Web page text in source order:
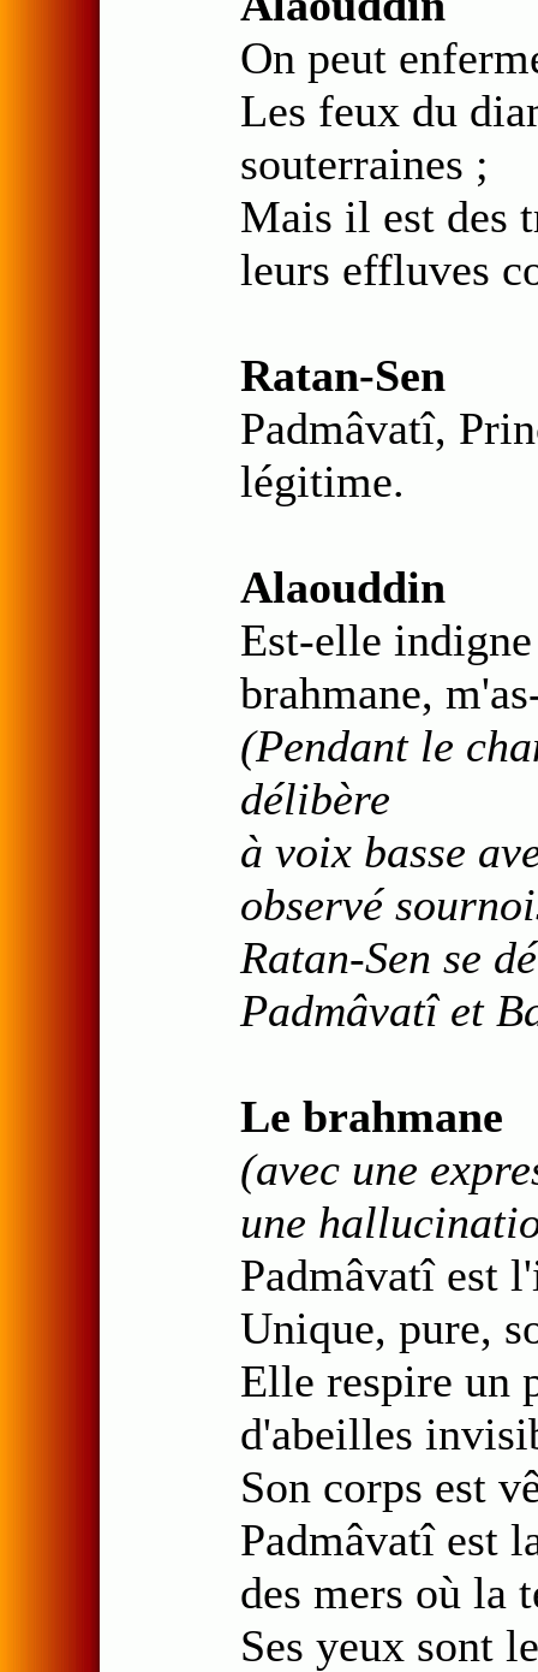
On peut
Les feux du
souterraines ;
Mais il est des
leurs effluves
Ratan-Sen
Padmâvatî,
légitime.
Alaouddin
Est-elle
brahmane,
(Pendant le
délibère
à voix basse
observé
Ratan-Sen se
Padmâvatî et
Le brahmane
(avec une
une
Padmâvatî est
Unique, pure,
Elle respire un
d'abeilles
Son corps est
Padmâvatî est
des mers où la
Ses yeux sont